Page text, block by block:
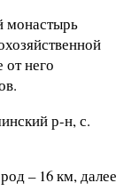
монастырь
него
р-н, с.
– 16 км, далее